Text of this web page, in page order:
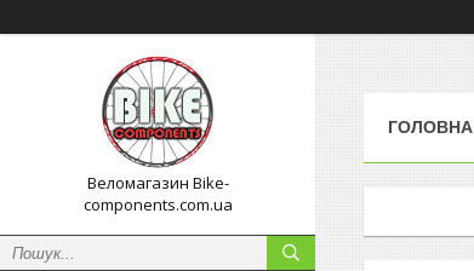
Веломагазин Bike-
components.com.ua
ГОЛОВНА